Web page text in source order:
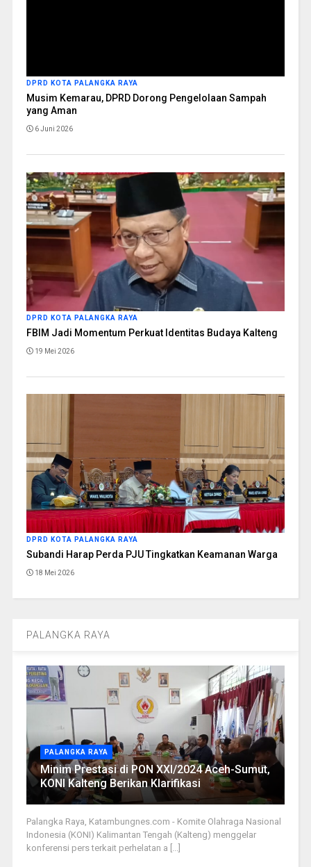
DPRD KOTA PALANGKA RAYA
Musim Kemarau, DPRD Dorong Pengelolaan Sampah
yang Aman
6 Juni 2026
DPRD KOTA PALANGKA RAYA
FBIM Jadi Momentum Perkuat Identitas Budaya Kalteng
19 Mei 2026
DPRD KOTA PALANGKA RAYA
Subandi Harap Perda PJU Tingkatkan Keamanan Warga
18 Mei 2026
PALANGKA RAYA
PALANGKA RAYA
Minim Prestasi di PON XXI/2024 Aceh-Sumut,
KONI Kalteng Berikan Klarifikasi
Palangka Raya, Katambungnes.com - Komite Olahraga Nasional
Indonesia (KONI) Kalimantan Tengah (Kalteng) menggelar
konferensi pers terkait perhelatan a [...]